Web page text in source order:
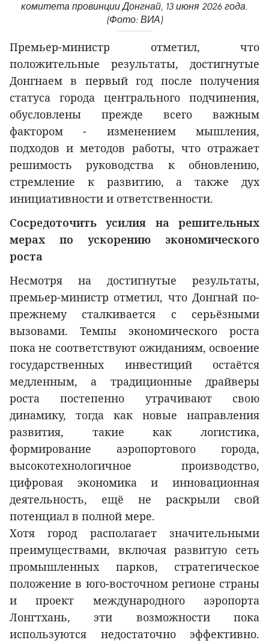
комитета провинции Донгнай, 13 июня 2026 года.
(Фото: ВИА)
Премьер-министр отметил, что
положительные результаты, достигнутые
Донгнаем в первый год после получения
статуса города центрального подчинения,
обусловлены прежде всего важным
фактором - изменением мышления,
подходов и методов работы, что отражает
решимость руководства к обновлению,
стремление к развитию, а также дух
инициативности и ответственности.
Сосредоточить усилия на решительных
мерах по ускорению экономического
роста
Несмотря на достигнутые результаты,
премьер-министр отметил, что Донгнай по-
прежнему сталкивается с серьёзными
вызовами. Темпы экономического роста
пока не соответствуют ожиданиям, освоение
государственных инвестиций остаётся
медленным, а традиционные драйверы
роста постепенно утрачивают свою
динамику, тогда как новые направления
развития, такие как логистика,
формирование аэропортового города,
высокотехнологичное производство,
цифровая экономика и инновационная
деятельность, ещё не раскрыли свой
потенциал в полной мере.
Хотя город располагает значительными
преимуществами, включая развитую сеть
промышленных парков, стратегическое
положение в юго-восточном регионе страны
и проект международного аэропорта
Лонгтхань, эти возможности пока
используются недостаточно эффективно.